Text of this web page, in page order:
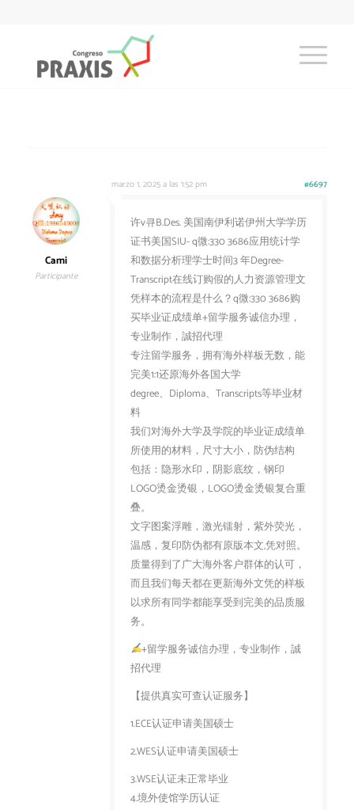
marzo 1, 2025 a las 1:52 pm #6697
Cami
Participante
许v큐B.Des. 美国南伊利诺伊州大学学历
证书美国SIU- q微:330 3686应用统计学
和数据分析理学士时间3 年Degree-
Transcript在线订购假的人力资源管理文
凭样本的流程是什么？q微:330 3686购
买毕业证成绩单+留学服务诚信办理，
专业制作，誠招代理
专注留学服务，拥有海外样板无数，能
完美1:1还原海外各国大学
degree、Diploma、Transcripts等毕业材
料
我们对海外大学及学院的毕业证成绩单
所使用的材料，尺寸大小，防伪结构
包括：隐形水印，阴影底纹，钢印
LOGO烫金烫银，LOGO烫金烫银复合重
叠。
文字图案浮雕，激光镭射，紫外荧光，
温感，复印防伪都有原版本文,凭对照。
质量得到了广大海外客户群体的认可，
而且我们每天都在更新海外文凭的样板
以求所有同学都能享受到完美的品质服
务。
+留学服务诚信办理，专业制作，誠
招代理
【提供真实可查认证服务】
1.ECE认证申请美国硕士
2.WES认证申请美国硕士
3.WSE认证未正常毕业
4.境外使馆学历认证